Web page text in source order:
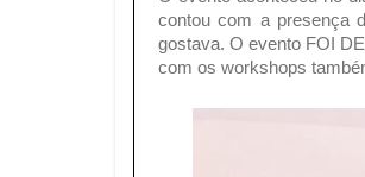
contou com a presença
gostava. O evento FOI
com os workshops